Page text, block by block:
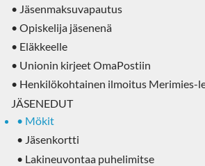
• Jäsenmaksuvapautus
• Opiskelija jäsenenä
• Eläkkeelle
• Unionin kirjeet OmaPostiin
• Henkilökohtainen ilmoitus Merimies-
JÄSENEDUT
• Mökit
• Jäsenkortti
• Lakineuvontaa puhelimitse